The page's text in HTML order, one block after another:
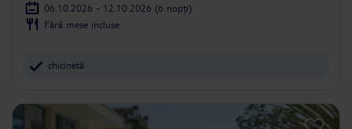
06.10.2026 - 12.10.2026 (6 nopți)
Fără mese incluse
chicinetă